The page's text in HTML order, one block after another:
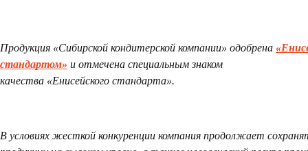
Продукция «Сибирской кондитерской компании» одобрена
стандартом» и отмечена специальным знаком
качества «Енисейского стандарта».
В условиях жесткой конкуренции компания продолжает